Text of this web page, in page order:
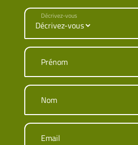
Décrivez-vous
Prénom
Nom
Email